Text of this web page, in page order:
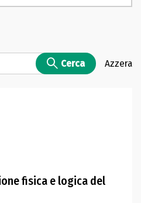
Cerca Azzera
fisica e logica del